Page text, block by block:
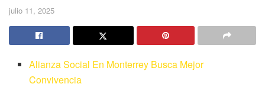
julio 11, 2025
Alianza Social En Monterrey Busca Mejor
Convivencia